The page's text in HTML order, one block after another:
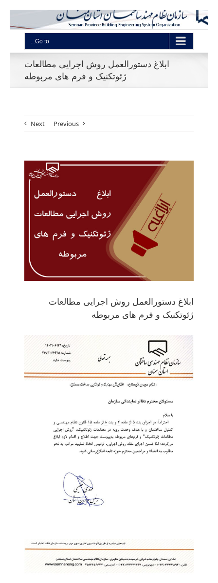
Go to...
ابلاغ دستورالعمل روش اجرایی مطالعات
ژئوتکنیک و فرم های مربوطه
Previous
Next
ابلاغ دستورالعمل روش اجرایی مطالعات
ژئوتکنیک و فرم های مربوطه